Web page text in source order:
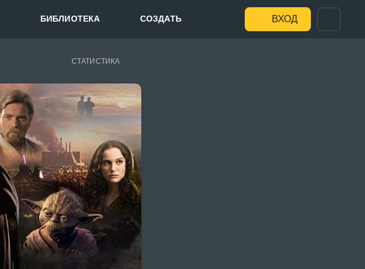
БИБЛИОТЕКА СОЗДАТЬ ВХОД
СТАТИСТИКА